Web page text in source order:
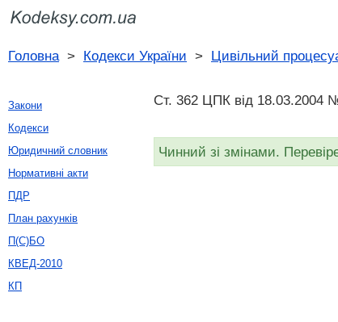
Головна> Кодекси України > Цивільний
Ст. 362 ЦПК від 18.03.2004
Чинний зі змінами.
Закони
Кодекси
Юридичний словник
Нормативні акти
ПДР
План рахунків
П(С)БО
КВЕД-2010
КП